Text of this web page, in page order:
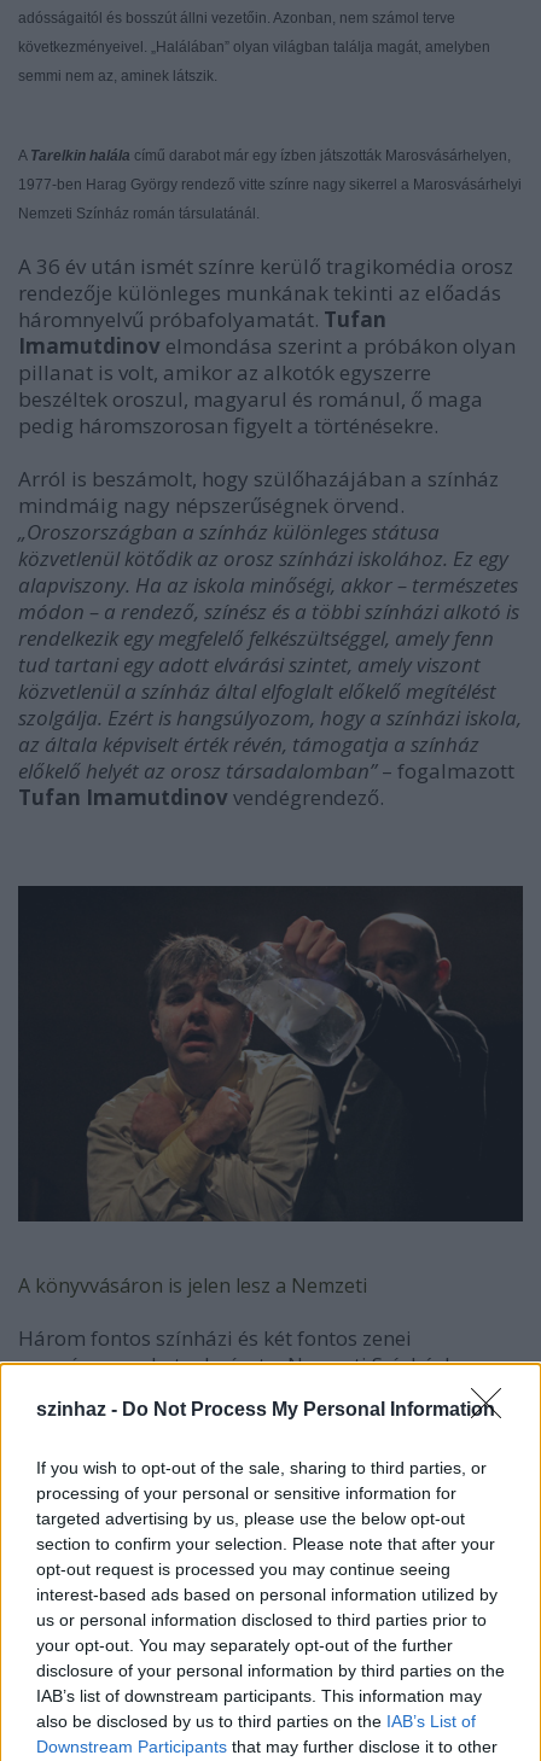
szinhaz - Do Not Process My Personal Information
If you wish to opt-out of the sale, sharing to third parties, or
processing of your personal or sensitive information for
targeted advertising by us, please use the below opt-out
section to confirm your selection. Please note that after your
opt-out request is processed you may continue seeing
interest-based ads based on personal information utilized by
us or personal information disclosed to third parties prior to
your opt-out. You may separately opt-out of the further
disclosure of your personal information by third parties on the
IAB’s list of downstream participants. This information may
also be disclosed by us to third parties on the IAB’s List of
Downstream Participants that may further disclose it to other
adósságaitól és bosszút állni vezetőin. Azonban, nem számol terve
következményeivel. „Halálában” olyan világban találja magát, amelyben
semmi nem az, aminek látszik.
A Tarelkin halála című darabot már egy ízben játszották Marosvásárhelyen,
1977-ben Harag György rendező vitte színre nagy sikerrel a Marosvásárhelyi
Nemzeti Színház román társulatánál.
A 36 év után ismét színre kerülő tragikomédia orosz
rendezője különleges munkának tekinti az előadás
háromnyelvű próbafolyamatát. Tufan
Imamutdinov elmondása szerint a próbákon olyan
pillanat is volt, amikor az alkotók egyszerre
beszéltek oroszul, magyarul és románul, ő maga
pedig háromszorosan figyelt a történésekre.
Arról is beszámolt, hogy szülőhazájában a színház
mindmáig nagy népszerűségnek örvend.
„Oroszországban a színház különleges státusa
közvetlenül kötődik az orosz színházi iskolához. Ez egy
alapviszony. Ha az iskola minőségi, akkor – természetes
módon – a rendező, színész és a többi színházi alkotó is
rendelkezik egy megfelelő felkészültséggel, amely fenn
tud tartani egy adott elvárási szintet, amely viszont
közvetlenül a színház által elfoglalt előkelő megítélést
szolgálja. Ezért is hangsúlyozom, hogy a színházi iskola,
az általa képviselt érték révén, támogatja a színház
előkelő helyét az orosz társadalomban”– fogalmazott
Tufan Imamutdinovvendégrendező.
A könyvvásáron is jelen lesz a Nemzeti
Három fontos színházi és két fontos zenei
eseményen vehetnek részt a Nemzeti Színházban
Könyvvásár látogatói november 14-16 között.
A rendezvény első napján,november 14-én,
csütörtökönGáspárik AttilaKényszerleszálláscímű
verses előadása a Nemzeti kistermében, amellyel
Szilágyi Domokos költőnek állított emléket a költő
születésének 75. évfordulója alkalmából.
A könyvvásár második napján, november 15-én,
pénteken 17.00 órától a színház KistermébenPáskándi
GézaKalauz nélkülcímű „abszurdoid” drámáját
mutatja be a társulatGáspárik Attilaáltal
rendezett felolvasószínházi előadás keretében.